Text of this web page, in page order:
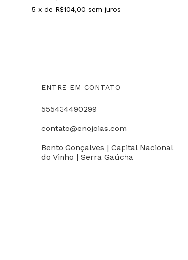
5 x de R$104,00 sem juros
ENTRE EM CONTATO
555434490299
contato@enojoias.com
Bento Gonçalves | Capital Nacional
do Vinho | Serra Gaúcha